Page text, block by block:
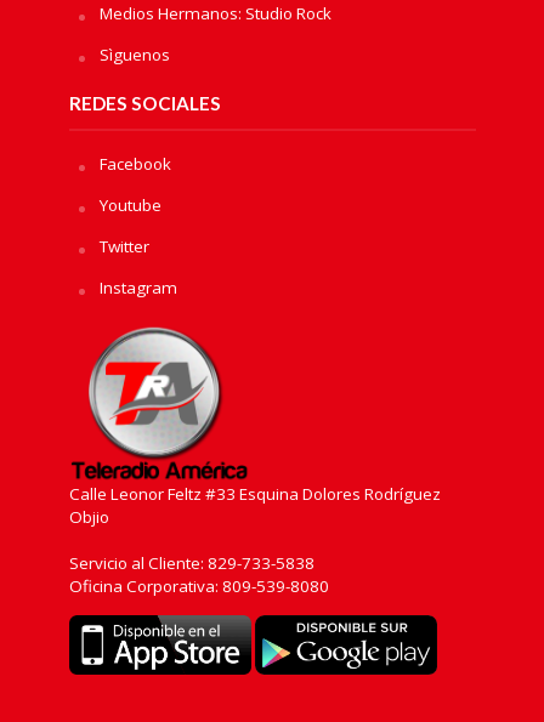
Medios Hermanos: Studio Rock
Sìguenos
REDES SOCIALES
Facebook
Youtube
Twitter
Instagram
Calle Leonor Feltz #33 Esquina Dolores Rodríguez
Objio
Servicio al Cliente: 829-733-5838
Oficina Corporativa: 809-539-8080